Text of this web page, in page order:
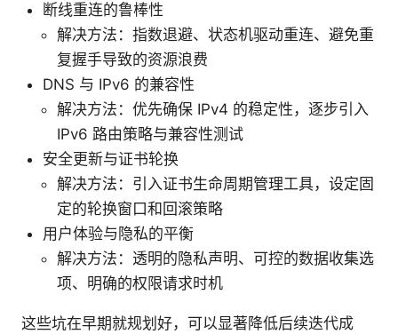
断线重连的鲁棒性
解决方法：指数退避、状态机驱动重连、避免重
复握手导致的资源浪费
DNS 与 IPv6 的兼容性
解决方法：优先确保 IPv4 的稳定性，逐步引入
IPv6 路由策略与兼容性测试
安全更新与证书轮换
解决方法：引入证书生命周期管理工具，设定固
定的轮换窗口和回滚策略
用户体验与隐私的平衡
解决方法：透明的隐私声明、可控的数据收集选
项、明确的权限请求时机
这些坑在早期就规划好，可以显著降低后续迭代成